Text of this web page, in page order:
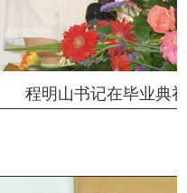
程明山书记在毕业典